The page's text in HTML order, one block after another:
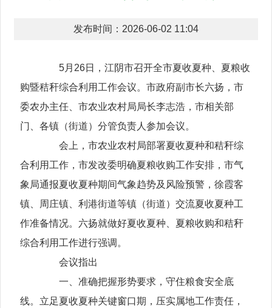
发布时间：2026-06-02 11:04
5月26日，江阴市召开全市夏收夏种、夏粮收
购暨秸秆综合利用工作会议。市政府副市长六扬，市
委农办主任、市农业农村局局长李志浩，市相关部
门、各镇（街道）分管负责人参加会议。
会上，市农业农村局部署夏收夏种和秸秆综
合利用工作，市发改委明确夏粮收购工作安排，市气
象局通报夏收夏种期间气象趋势及风险预警，徐霞客
镇、周庄镇、利港街道等镇（街道）交流夏收夏种工
作准备情况。六扬就做好夏收夏种、夏粮收购和秸秆
综合利用工作进行强调。
会议指出
一、准确把握形势要求，守住粮食安全底
线。立足夏收夏种关键窗口期，压实属地工作责任，